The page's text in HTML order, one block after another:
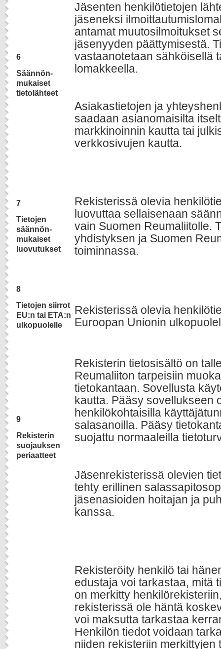
6
Säännön-
mukaiset
tietolähteet
Jäsenten henkilötietojen
jäseneksi
antamat muutosilmoitukset
jäsenyyden päättymisestä.
vastaanotetaan sähköisellä
lomakkeella.
Asiakastietojen ja
saadaan asianomaisilta
markkinoinnin kautta tai
verkkosivujen kautta.
7
Tietojen
säännön-
mukaiset
luovutukset
Rekisterissä olevia
luovuttaa sellaisenaan
vain Suomen Reumaliitolle.
yhdistyksen ja Suomen
toiminnassa.
8
Tietojen siirrot
EU:n tai ETA:n
ulkopuolelle
Rekisterissä olevia
Euroopan Unionin
9
Rekisterin
suojauksen
periaatteet
Rekisterin tietosisältö on
Reumaliiton tarpeisiin
tietokantaan. Sovellusta
kautta. Pääsy sovellukseen
henkilökohtaisilla
salasanoilla. Pääsy
suojattu normaaleilla
Jäsenrekisterissä olevien
tehty erillinen
jäsenasioiden hoitajan ja
kanssa.
Rekisteröity henkilö tai
edustaja voi tarkastaa, mitä
on merkitty
rekisterissä ole häntä
voi maksutta tarkastaa
Henkilön tiedot voidaan
niiden rekisteriin merkittyjen